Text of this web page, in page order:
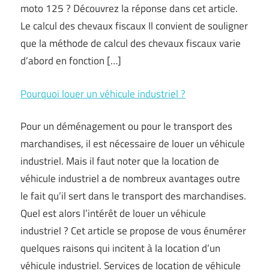
moto 125 ? Découvrez la réponse dans cet article.
Le calcul des chevaux fiscaux Il convient de souligner
que la méthode de calcul des chevaux fiscaux varie
d’abord en fonction […]
Pourquoi louer un véhicule industriel ?
Pour un déménagement ou pour le transport des
marchandises, il est nécessaire de louer un véhicule
industriel. Mais il faut noter que la location de
véhicule industriel a de nombreux avantages outre
le fait qu’il sert dans le transport des marchandises.
Quel est alors l’intérêt de louer un véhicule
industriel ? Cet article se propose de vous énumérer
quelques raisons qui incitent à la location d’un
véhicule industriel. Services de location de véhicule